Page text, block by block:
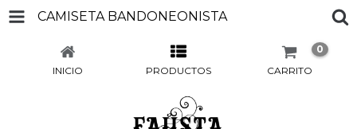
CAMISETA BANDONEONISTA
INICIO PRODUCTOS CARRITO
0